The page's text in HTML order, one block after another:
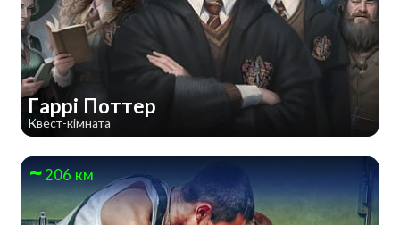
Гаррі Поттер
Квест-кімната
206 км